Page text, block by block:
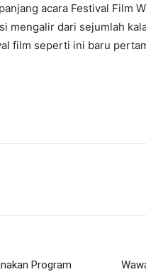
acara Festival Film
mengalir dari sejumlah
film seperti ini baru
Program